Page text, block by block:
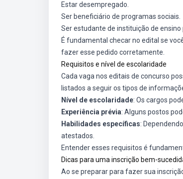
Estar desempregado.
Ser beneficiário de programas sociais.
Ser estudante de instituição de ensino
É fundamental checar no edital se
fazer esse pedido corretamente.
Requisitos e nível de escolaridade
Cada vaga nos editais de concurso
listados a seguir os tipos de
Nível de escolaridade: Os cargos
Experiência prévia: Alguns postos
Habilidades específicas:
atestados.
Entender esses requisitos é
Dicas para uma inscrição bem-
Ao se preparar para fazer sua